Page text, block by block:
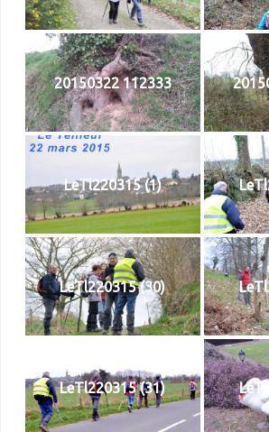
20150322 112333
LeTl220315 (1)
LeTl220315 (30)
LeTl220315 (31)